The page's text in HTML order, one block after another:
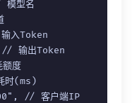
型名
入Token
// 输出Token
度
(ms)
,
// 客户端IP